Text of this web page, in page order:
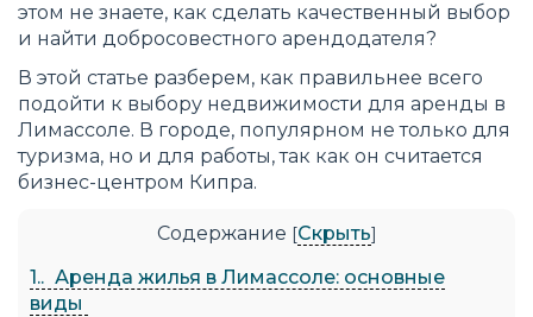
этом не знаете, как сделать качественный выбор
и найти добросовестного арендодателя?
В этой статье разберем, как правильнее всего
подойти к выбору недвижимости для аренды в
Лимассоле. В городе, популярном не только для
туризма, но и для работы, так как он считается
бизнес-центром Кипра.
Содержание [Скрыть]
1.
Аренда жилья в Лимассоле: основные
виды